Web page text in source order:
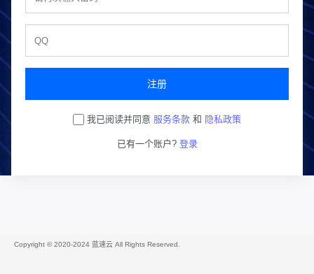
注册
我已阅读并同意 服务条款 和 隐私政策
已有一个账户? 登录
Copyright © 2020-2024 蓝速云 All Rights Reserved.